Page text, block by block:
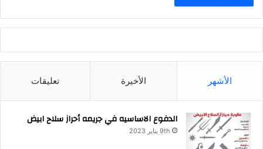
الأشهر الأخيرة تعليقات
الدفوع الاساسيه في جريمه أحراز سلاح ابيض
9th يناير 2023